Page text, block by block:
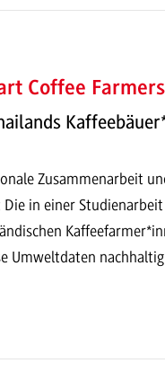
Coffee Farmers
Zusammenarbeit
in einer Studienarbeit
Umweltdaten